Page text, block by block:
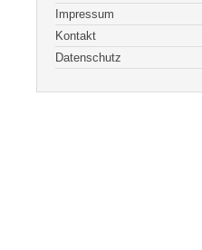
Impressum
Kontakt
Datenschutz